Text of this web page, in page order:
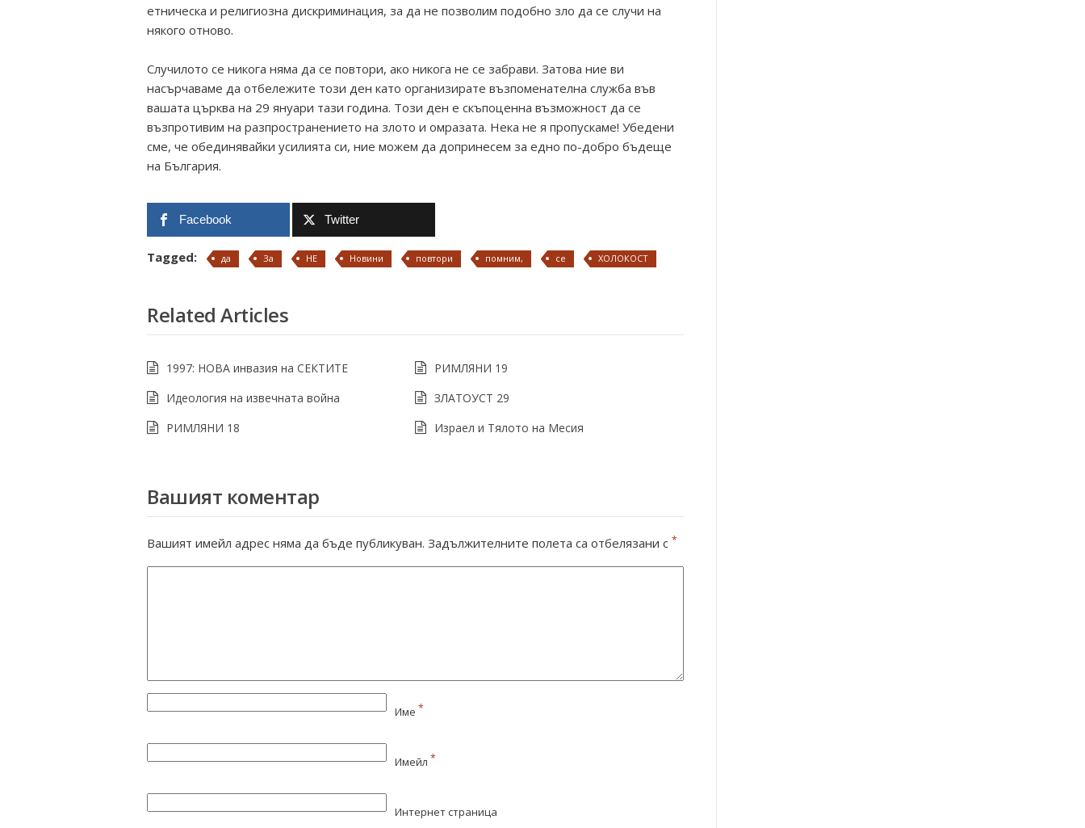
етническа и религиозна дискриминация, за да не позволим подобно зло да се случи на
някого отново.
Случилото се никога няма да се повтори, ако никога не се забрави. Затова ние ви
насърчаваме да отбележите този ден като организирате възпоменателна служба във
вашата църква на 29 януари тази година. Tози ден е скъпоценна възможност да се
възпротивим на разпространението на злото и омразата. Нека не я пропускаме! Убедени
сме, че обединявайки усилията си, ние можем да допринесем за едно по-добро бъдеще
на България.
Facebook Twitter
Tagged: да За НЕ Новини повтори помним, се ХОЛОКОСТ
Related Articles
1997: НОВА инвазия на СЕКТИТЕ
РИМЛЯНИ 19
Идеология на извечната война
ЗЛАТОУСТ 29
РИМЛЯНИ 18
Израел и Тялото на Месия
Вашият коментар
Вашият имейл адрес няма да бъде публикуван. Задължителните полета са отбелязани с *
Име *
Имейл *
Интернет страница